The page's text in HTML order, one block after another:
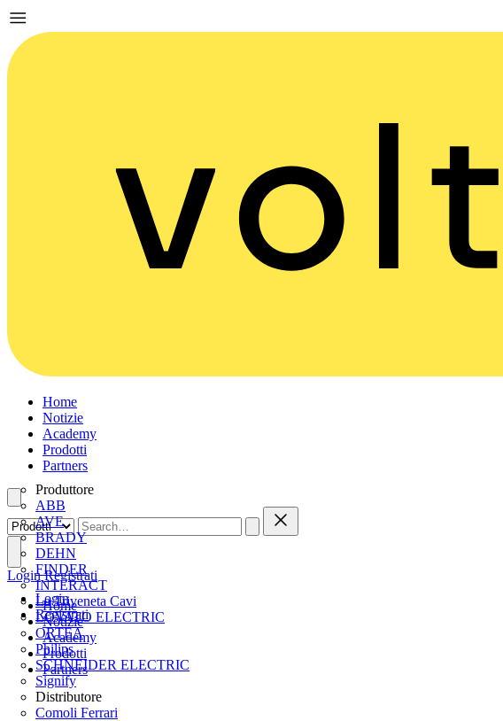
Home
Notizie
Academy
Prodotti
Partners
Produttore
ABB
AVE
BRADY
DEHN
FINDER
INTERACT
La Triveneta Cavi
LOVATO ELECTRIC
ORTEA
Philips
SCHNEIDER ELECTRIC
Signify
Distributore
Comoli Ferrari
Login
Registrati
Login Registrati
Home
Notizie
Academy
Prodotti
Partners